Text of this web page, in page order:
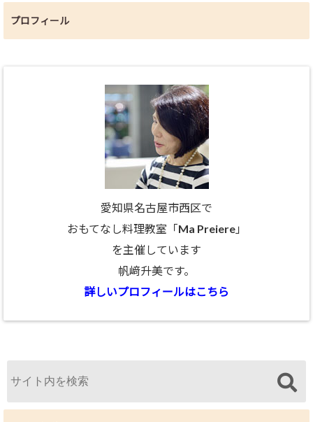
プロフィール
愛知県名古屋市西区で
おもてなし料理教室「Ma Preiere」
を主催しています
帆﨑升美です。
詳しいプロフィールはこちら